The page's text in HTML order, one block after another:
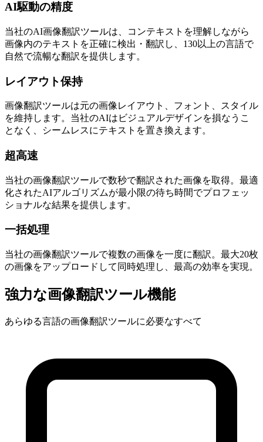
AI駆動の精度
当社のAI画像翻訳ツールは、コンテキストを理解しながら
画像内のテキストを正確に検出・翻訳し、130以上の言語で
自然で流暢な翻訳を提供します。
レイアウト保持
画像翻訳ツールは元の画像レイアウト、フォント、スタイル
を維持します。当社のAIはビジュアルデザインを損なうこ
となく、シームレスにテキストを置き換えます。
超高速
当社の画像翻訳ツールで数秒で翻訳された画像を取得。最適
化されたAIアルゴリズムが最小限の待ち時間でプロフェッ
ショナルな結果を提供します。
一括処理
当社の画像翻訳ツールで複数の画像を一度に翻訳。最大20枚
の画像をアップロードして同時処理し、最高の効率を実現。
強力な画像翻訳ツール機能
あらゆる言語の画像翻訳ツールに必要なすべて